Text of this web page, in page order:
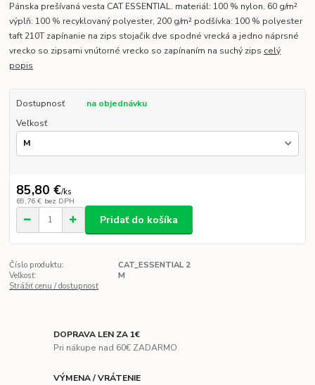
Pánska prešívaná vesta CAT ESSENTIAL. materiál: 100 % nylon, 60 g/m²
výplň: 100 % recyklovaný polyester, 200 g/m² podšívka: 100 % polyester
taft 210T zapínanie na zips stojačik dve spodné vrecká a jedno náprsné
vrecko so zipsami vnútorné vrecko so zapínaním na suchý zips celý
popis
Dostupnosť
na objednávku
Veľkosť
85,80 €/ks
69,76 € bez DPH
Pridať do košíka
Číslo produktu:
CAT_ESSENTIAL 2
Veľkosť:
M
Strážiť cenu / dostupnosť
DOPRAVA LEN ZA 1€
Pri nákupe nad 60€ ZADARMO
VÝMENA / VRÁTENIE